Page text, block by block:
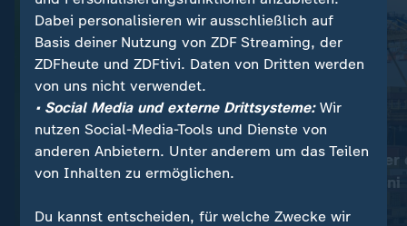
Ungefährlich für Menschen:
Mehr Gottesanbeterinnen in
Deutschland
Video
Welthandel
Rekordwert der
Exporte im Juni
Video 0:45
Dabei personalisieren wir ausschließlich auf
Basis deiner Nutzung von ZDF Streaming, der
ZDFheute und ZDFtivi. Daten von Dritten werden
von uns nicht verwendet.
• Social Media und externe Drittsysteme:Wir
nutzen Social-Media-Tools und Dienste von
anderen Anbietern. Unter anderem um das Teilen
von Inhalten zu ermöglichen.
Du kannst entscheiden, für welche Zwecke wir